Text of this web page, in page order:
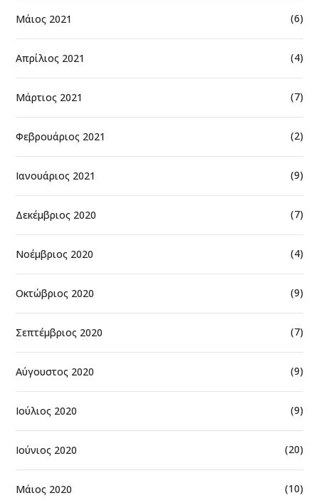
Μάιος 2021 (6)
Απρίλιος 2021 (4)
Μάρτιος 2021 (7)
Φεβρουάριος 2021 (2)
Ιανουάριος 2021 (9)
Δεκέμβριος 2020 (7)
Νοέμβριος 2020 (4)
Οκτώβριος 2020 (9)
Σεπτέμβριος 2020 (7)
Αύγουστος 2020 (9)
Ιούλιος 2020 (9)
Ιούνιος 2020 (20)
Μάιος 2020 (10)